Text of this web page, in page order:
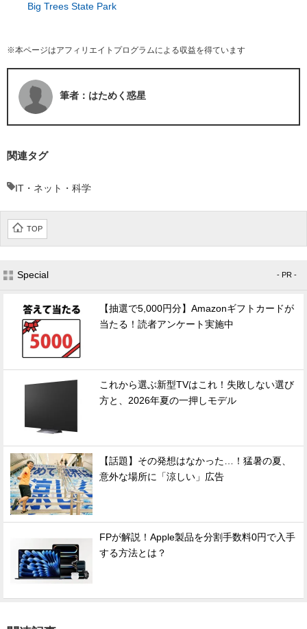
Big Trees State Park
※本ページはアフィリエイトプログラムによる収益を得ています
筆者：はためく惑星
関連タグ
IT・ネット・科学
TOP
Special - PR -
【抽選で5,000円分】Amazonギフトカードが
当たる！読者アンケート実施中
これから選ぶ新型TVはこれ！失敗しない選び
方と、2026年夏の一押しモデル
【話題】その発想はなかった…！猛暑の夏、
意外な場所に「涼しい」広告
FPが解説！Apple製品を分割手数料0円で入手
する方法とは？